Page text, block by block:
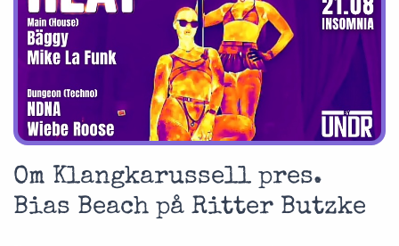
Om Klangkarussell pres.
Bias Beach på Ritter Butzke